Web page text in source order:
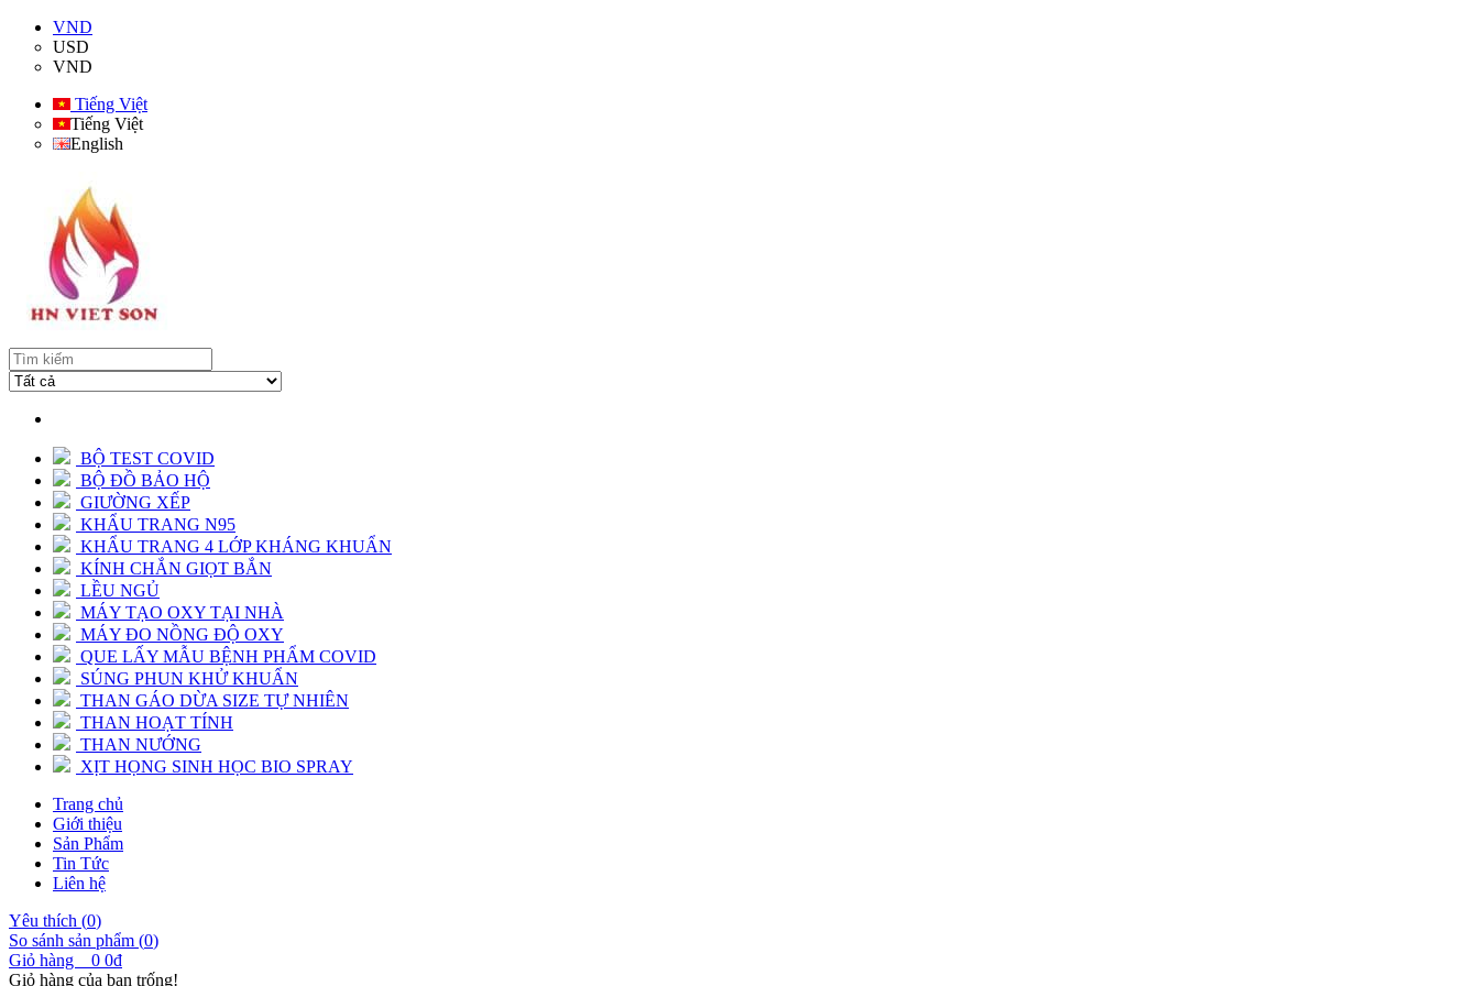
VND
USD
VND
Tiếng Việt
Tiếng Việt
English
BỘ TEST COVID
BỘ ĐỒ BẢO HỘ
GIƯỜNG XẾP
KHẨU TRANG N95
KHẨU TRANG 4 LỚP KHÁNG KHUẨN
KÍNH CHẮN GIỌT BẮN
LỀU NGỦ
MÁY TẠO OXY TẠI NHÀ
MÁY ĐO NỒNG ĐỘ OXY
QUE LẤY MẪU BỆNH PHẨM COVID
SÚNG PHUN KHỬ KHUẨN
THAN GÁO DỪA SIZE TỰ NHIÊN
THAN HOẠT TÍNH
THAN NƯỚNG
XỊT HỌNG SINH HỌC BIO SPRAY
Trang chủ
Giới thiệu
Sản Phẩm
Tin Tức
Liên hệ
Yêu thích (0)
So sánh sản phẩm (0)
Giỏ hàng
0 0đ
Giỏ hàng của bạn trống!